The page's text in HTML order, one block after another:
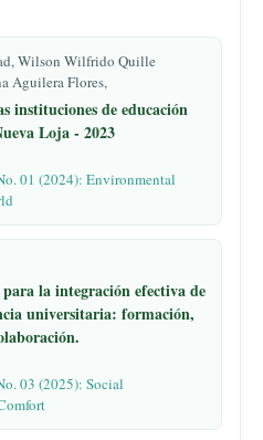
Wilson Wilfrido Quille
Aguilera Flores,
instituciones de educación
Loja - 2023
01 (2024): Environmental
la integración efectiva de
universitaria: formación,
03 (2025): Social